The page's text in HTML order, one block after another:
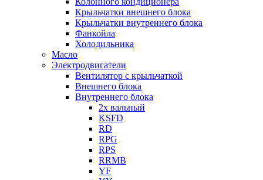
Крыльчатки внешнего блока
Крыльчатки внутреннего блока
Фанкойла
Холодильника
Масло
Электродвигатели
Вентилятор с крыльчаткой
Внешнего блока
Внутреннего блока
2х вальный
KSFD
RD
RPG
RPS
RRMB
YF